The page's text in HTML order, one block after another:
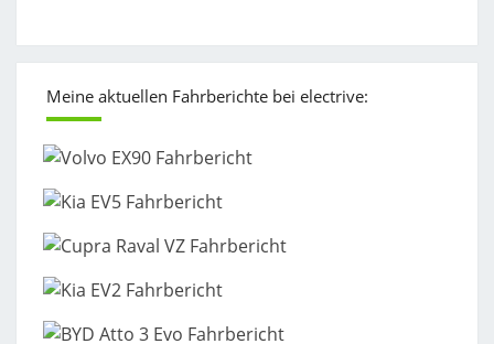
Meine aktuellen Fahrberichte bei electrive: